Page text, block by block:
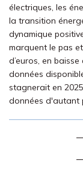
électriques, les
la transition
dynamique
marquent le pas
d’euros, en
données
stagnerait en
données d'autant